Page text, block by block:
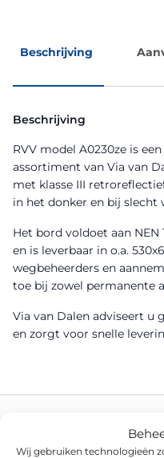
Wij gebruiken technologieën
Beschrijving
Beschrijving
RVV model A0230ze is
assortiment van Via van
met klasse III
in het donker en bij slecht
Het bord voldoet aan NEN
en is leverbaar in o.a.
wegbeheerders en
toe bij zowel permanente
Via van Dalen adviseert u
en zorgt voor snelle